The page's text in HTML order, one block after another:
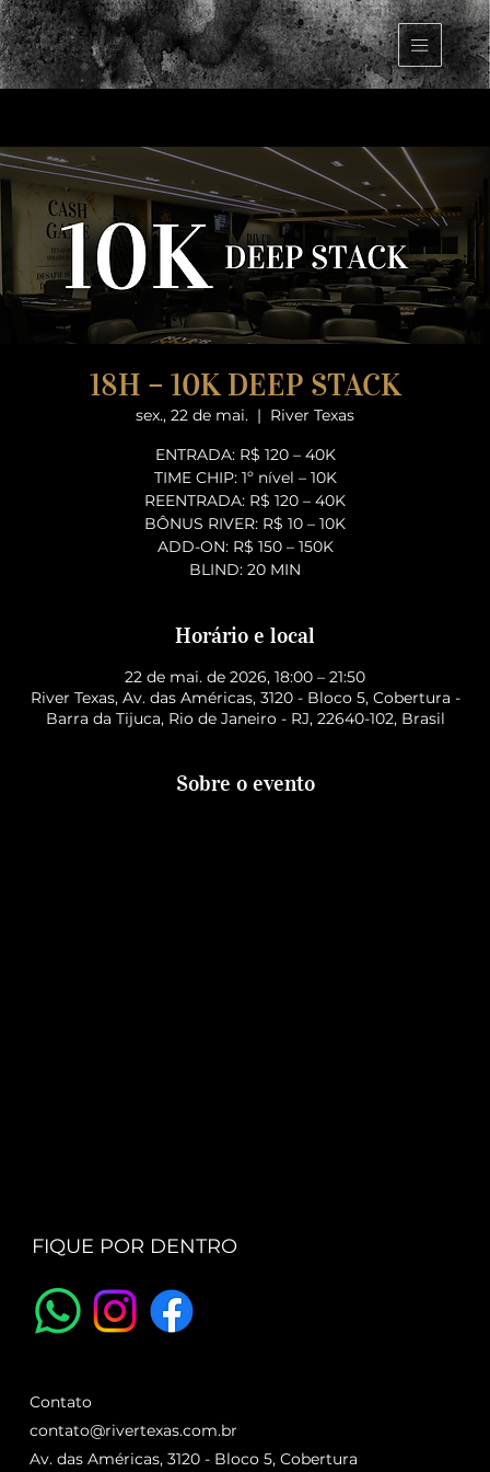
18H – 10K DEEP STACK
sex., 22 de mai.
  |
River Texas
ENTRADA: R$ 120 – 40K
TIME CHIP: 1º nível – 10K
REENTRADA: R$ 120 – 40K
BÔNUS RIVER: R$ 10 – 10K
ADD-ON: R$ 150 – 150K
BLIND: 20 MIN
Horário e local
22 de mai. de 2026, 18:00 – 21:50
River Texas, Av. das Américas, 3120 - Bloco 5, Cobertura -
Barra da Tijuca, Rio de Janeiro - RJ, 22640-102, Brasil
Sobre o evento
FIQUE POR DENTRO
Contato
contato@rivertexas.com.br
Av. das Américas, 3120 - Bloco 5, Cobertura